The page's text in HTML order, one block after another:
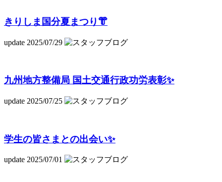
きりしま国分夏まつり👘
update 2025/07/29
九州地方整備局 国土交通行政功労表彰✨
update 2025/07/25
学生の皆さまとの出会い✨
update 2025/07/01